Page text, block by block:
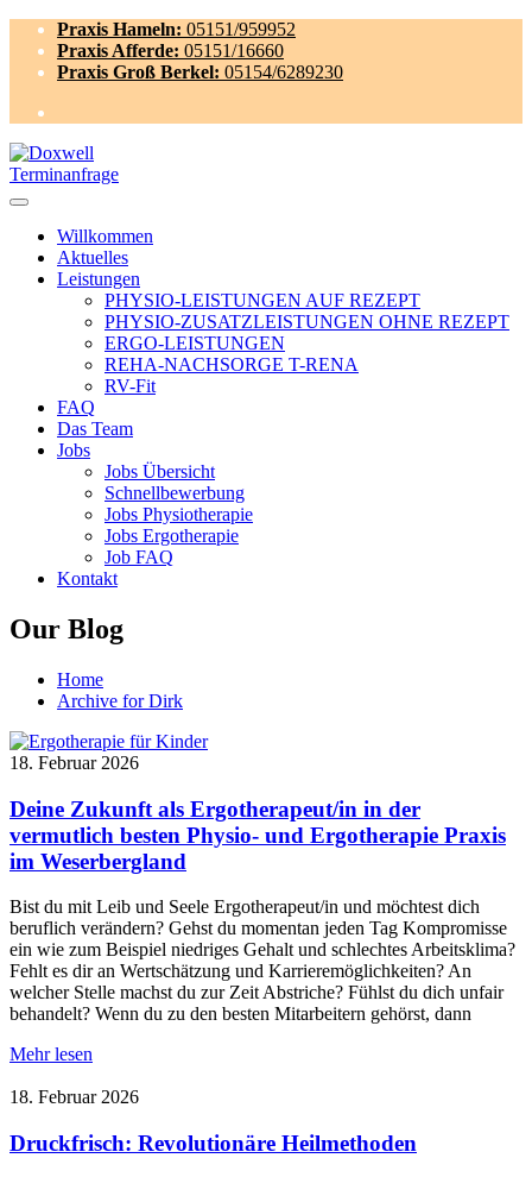
Praxis Hameln: 05151/959952
Praxis Afferde: 05151/16660
Praxis Groß Berkel: 05154/6289230
Terminanfrage
Willkommen
Aktuelles
Leistungen
PHYSIO-LEISTUNGEN AUF REZEPT
PHYSIO-ZUSATZLEISTUNGEN OHNE REZEPT
ERGO-LEISTUNGEN
REHA-NACHSORGE T-RENA
RV-Fit
FAQ
Das Team
Jobs
Jobs Übersicht
Schnellbewerbung
Jobs Physiotherapie
Jobs Ergotherapie
Job FAQ
Kontakt
Our Blog
Home
Archive for Dirk
18. Februar 2026
Deine Zukunft als Ergotherapeut/in in der
vermutlich besten Physio- und Ergotherapie Praxis
im Weserbergland
Bist du mit Leib und Seele Ergotherapeut/in und möchtest dich
beruflich verändern? Gehst du momentan jeden Tag Kompromisse
ein wie zum Beispiel niedriges Gehalt und schlechtes Arbeitsklima?
Fehlt es dir an Wertschätzung und Karrieremöglichkeiten? An
welcher Stelle machst du zur Zeit Abstriche? Fühlst du dich unfair
behandelt? Wenn du zu den besten Mitarbeitern gehörst, dann
Mehr lesen
18. Februar 2026
Druckfrisch: Revolutionäre Heilmethoden